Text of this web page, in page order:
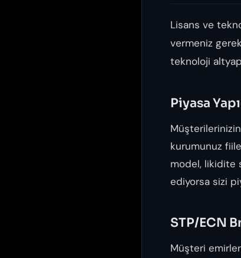
Lisans ve
vermeniz
teknoloji
Piyasa
Müşterilerinizin
kurumunuz
model, likidite
ediyorsa sizi
STP/ECN
Müşteri